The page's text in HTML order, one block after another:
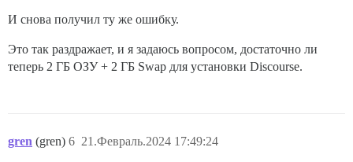
И снова получил ту же ошибку.
Это так раздражает, и я задаюсь вопросом, достаточно ли
теперь 2 ГБ ОЗУ + 2 ГБ Swap для установки Discourse.
gren (gren) 21.Февраль.2024 17:49:24
6